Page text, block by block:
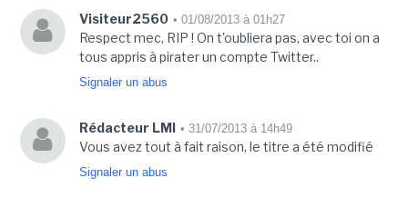
Visiteur2560 • 01/08/2013 à 01h27
Respect mec, RIP ! On t'oubliera pas, avec toi on a
tous appris à pirater un compte Twitter..
Signaler un abus
Rédacteur LMI • 31/07/2013 à 14h49
Vous avez tout à fait raison, le titre a été modifié
Signaler un abus